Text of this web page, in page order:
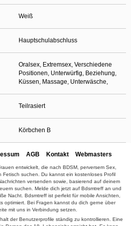
Weiß
Hauptschulabschluss
Oralsex, Extremsex, Verschiedene
Positionen, Unterwürfig, Beziehung,
Küssen, Massage, Unterwäsche,
Teilrasiert
Körbchen B
AGB Kontakt Webmasters
entwickelt, die nach BDSM, perversem Sex,
Fetisch suchen. Du kannst ein kostenloses Profil
versenden sowie, basierend auf deinem
suchen. Melde dich jetzt auf Bdsmtreff an und
Nacht. Bdsmtreff ist perfekt für mobile Ansichten,
optimiert. Bei Fragen kannst du dich gerne über
mit uns in Verbindung setzen.
der Benutzerprofile ständig zu kontrollieren. Eine